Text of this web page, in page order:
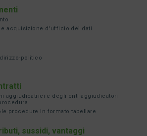
e acquisizione d'ufficio dei dati
politico
aggiudicatrici e degli enti aggiudicatori
procedure in formato tabellare
sussidi, vantaggi